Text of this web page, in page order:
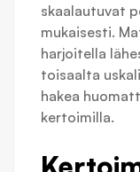
skaalautuvat
mukaisesti.
harjoitella
toisaalta
hakea
kertoimilla.